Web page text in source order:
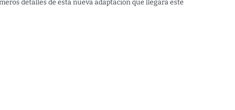
detalles de esta nueva adaptación que llegará este